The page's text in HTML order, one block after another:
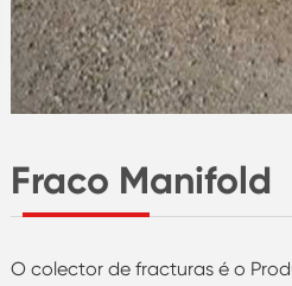
Fraco Manifold
O colector de fracturas é o